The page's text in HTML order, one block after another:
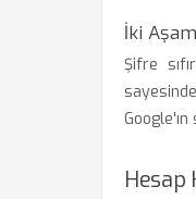
İki
Şifre
Hesap